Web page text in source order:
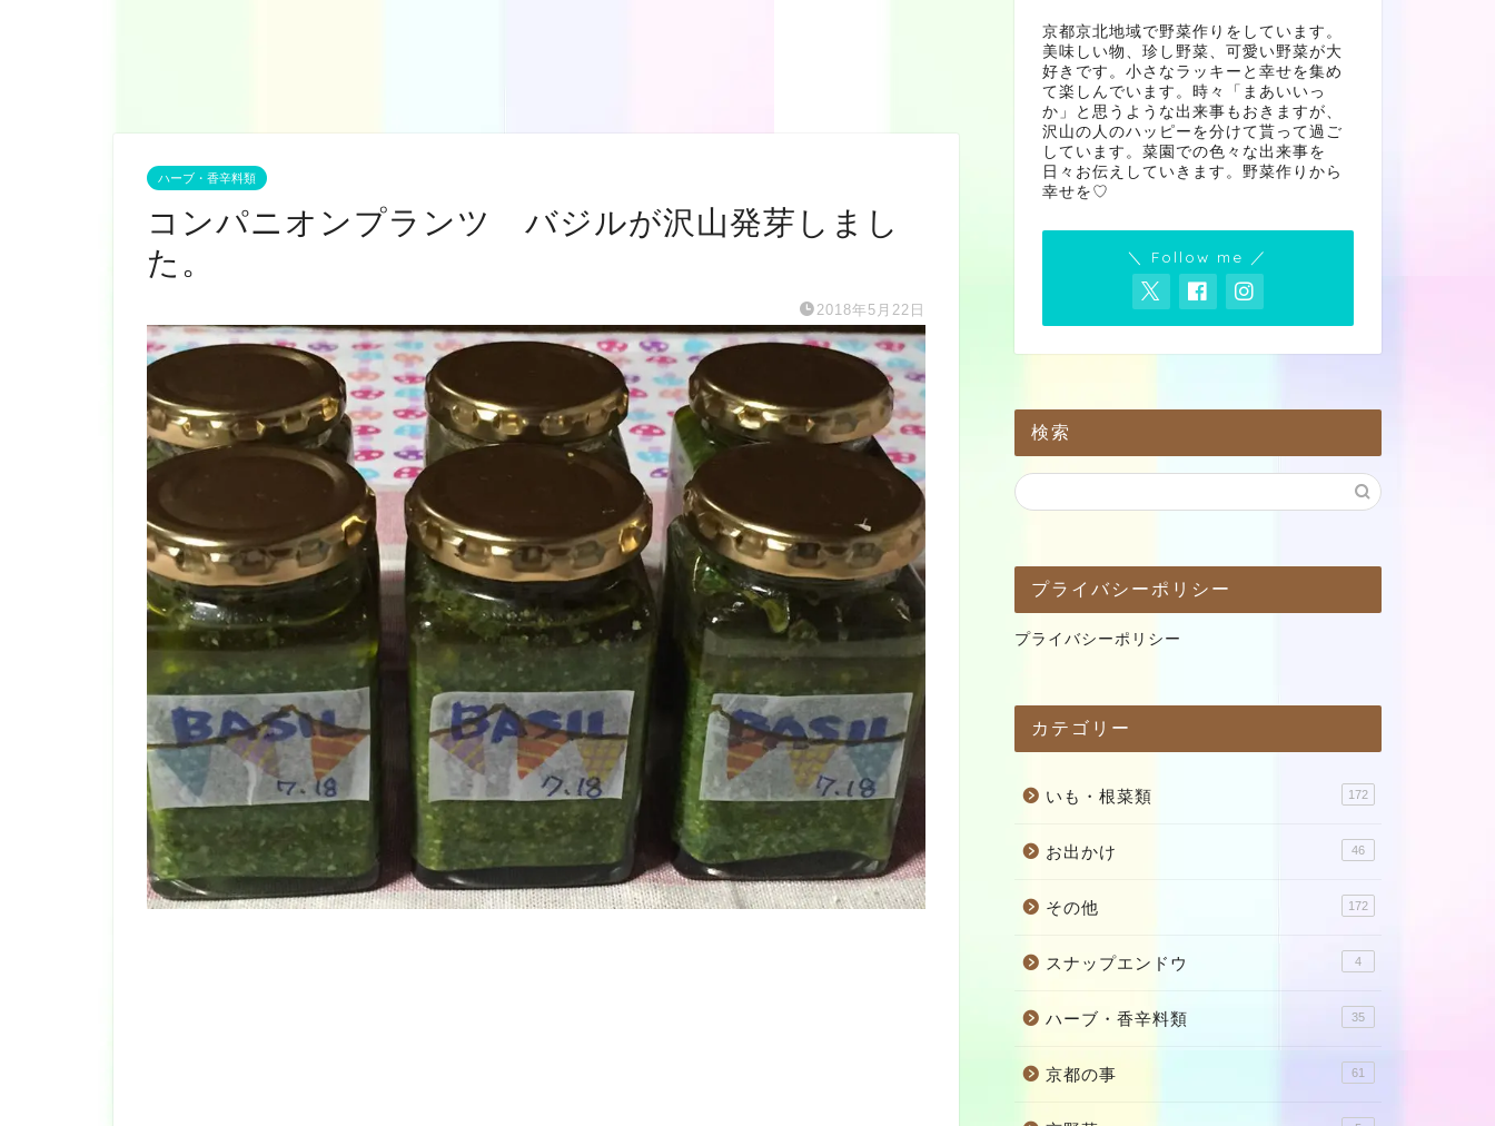
ハーブ・香辛料類
コンパニオンプランツ バジルが沢山発芽しまし
た。
2018年5月22日
京都京北地域で野菜作りをしています。
美味しい物、珍し野菜、可愛い野菜が大
好きです。小さなラッキーと幸せを集め
て楽しんでいます。時々「まあいいっ
か」と思うような出来事もおきますが、
沢山の人のハッピーを分けて貰って過ご
しています。菜園での色々な出来事を
日々お伝えしていきます。野菜作りから
幸せを♡
＼ Follow me ／
検索
プライバシーポリシー
プライバシーポリシー
カテゴリー
いも・根菜類 172
お出かけ 46
その他 172
スナップエンドウ 4
ハーブ・香辛料類 35
京都の事 61